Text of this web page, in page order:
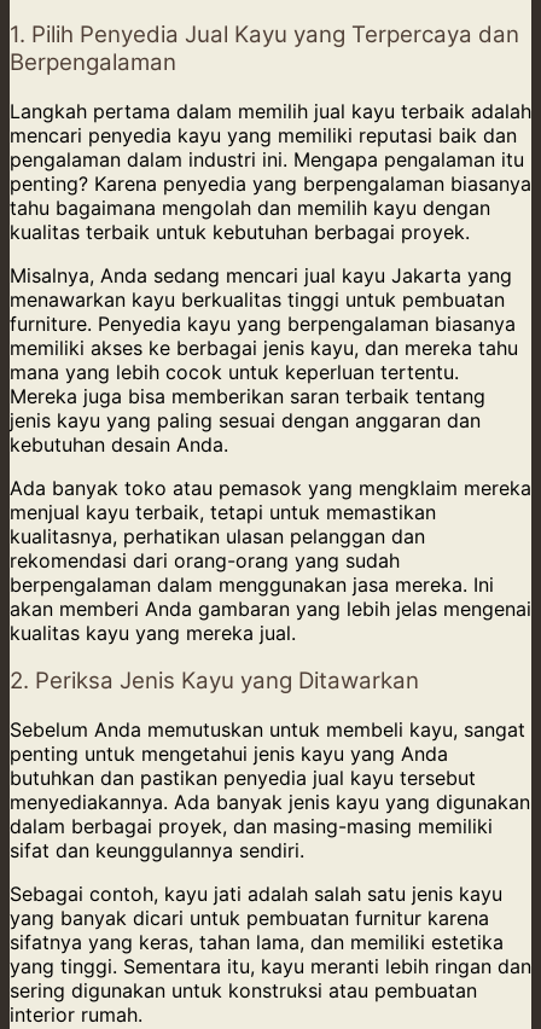
1. Pilih Penyedia Jual Kayu yang Terpercaya dan
Berpengalaman
Langkah pertama dalam memilih jual kayu terbaik adalah
mencari penyedia kayu yang memiliki reputasi baik dan
pengalaman dalam industri ini. Mengapa pengalaman itu
penting? Karena penyedia yang berpengalaman biasanya
tahu bagaimana mengolah dan memilih kayu dengan
kualitas terbaik untuk kebutuhan berbagai proyek.
Misalnya, Anda sedang mencari jual kayu Jakarta yang
menawarkan kayu berkualitas tinggi untuk pembuatan
furniture. Penyedia kayu yang berpengalaman biasanya
memiliki akses ke berbagai jenis kayu, dan mereka tahu
mana yang lebih cocok untuk keperluan tertentu.
Mereka juga bisa memberikan saran terbaik tentang
jenis kayu yang paling sesuai dengan anggaran dan
kebutuhan desain Anda.
Ada banyak toko atau pemasok yang mengklaim mereka
menjual kayu terbaik, tetapi untuk memastikan
kualitasnya, perhatikan ulasan pelanggan dan
rekomendasi dari orang-orang yang sudah
berpengalaman dalam menggunakan jasa mereka. Ini
akan memberi Anda gambaran yang lebih jelas mengenai
kualitas kayu yang mereka jual.
2. Periksa Jenis Kayu yang Ditawarkan
Sebelum Anda memutuskan untuk membeli kayu, sangat
penting untuk mengetahui jenis kayu yang Anda
butuhkan dan pastikan penyedia jual kayu tersebut
menyediakannya. Ada banyak jenis kayu yang digunakan
dalam berbagai proyek, dan masing-masing memiliki
sifat dan keunggulannya sendiri.
Sebagai contoh, kayu jati adalah salah satu jenis kayu
yang banyak dicari untuk pembuatan furnitur karena
sifatnya yang keras, tahan lama, dan memiliki estetika
yang tinggi. Sementara itu, kayu meranti lebih ringan dan
sering digunakan untuk konstruksi atau pembuatan
interior rumah.